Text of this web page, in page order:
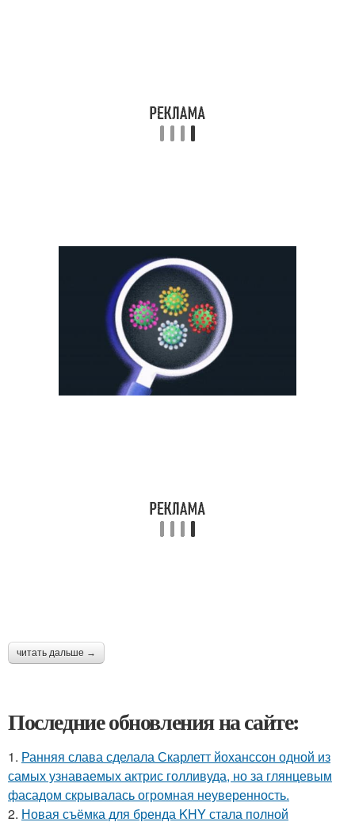
читать дальше →
Последние обновления на сайте:
1. Ранняя слава сделала Скарлетт йоханссон одной из
самых узнаваемых актрис голливуда, но за глянцевым
фасадом скрывалась огромная неуверенность.
2. Новая съёмка для бренда KHY стала полной